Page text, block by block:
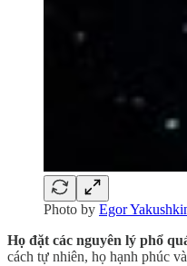
Photo by Egor
Họ đặt các nguyên lý phổ
cách tự nhiên, họ hạnh phúc